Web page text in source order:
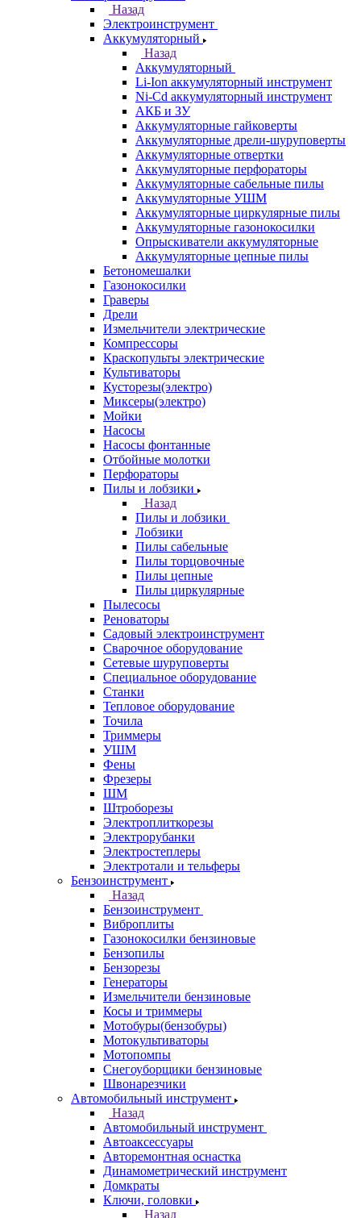
Назад
Электроинструмент
Аккумуляторный
Назад
Аккумуляторный
Li-Ion аккумуляторный инструмент
Ni-Cd аккумуляторный инструмент
АКБ и ЗУ
Аккумуляторные гайковерты
Аккумуляторные дрели-шуруповерты
Аккумуляторные отвертки
Аккумуляторные перфораторы
Аккумуляторные сабельные пилы
Аккумуляторные УШМ
Аккумуляторные циркулярные пилы
Аккумуляторные газонокосилки
Опрыскиватели аккумуляторные
Аккумуляторные цепные пилы
Бетономешалки
Газонокосилки
Граверы
Дрели
Измельчители электрические
Компрессоры
Краскопульты электрические
Культиваторы
Кусторезы(электро)
Миксеры(электро)
Мойки
Насосы
Насосы фонтанные
Отбойные молотки
Перфораторы
Пилы и лобзики
Назад
Пилы и лобзики
Лобзики
Пилы сабельные
Пилы торцовочные
Пилы цепные
Пилы циркулярные
Пылесосы
Реноваторы
Садовый электроинструмент
Сварочное оборудование
Сетевые шуруповерты
Специальное оборудование
Станки
Тепловое оборудование
Точила
Триммеры
УШМ
Фены
Фрезеры
ШМ
Штроборезы
Электроплиткорезы
Электрорубанки
Электростеплеры
Электротали и тельферы
Бензоинструмент
Назад
Бензоинструмент
Виброплиты
Газонокосилки бензиновые
Бензопилы
Бензорезы
Генераторы
Измельчители бензиновые
Косы и триммеры
Мотобуры(бензобуры)
Мотокультиваторы
Мотопомпы
Снегоуборщики бензиновые
Швонарезчики
Автомобильный инструмент
Назад
Автомобильный инструмент
Автоаксессуары
Авторемонтная оснастка
Динамометрический инструмент
Домкраты
Ключи, головки
Назад